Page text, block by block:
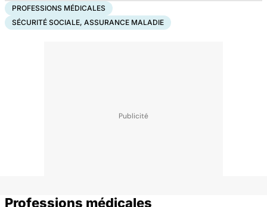
PROFESSIONS MÉDICALES
SÉCURITÉ SOCIALE, ASSURANCE MALADIE
Professions médicales